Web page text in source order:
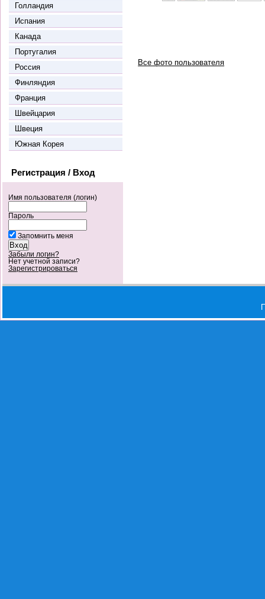
Голландия
Испания
Канада
Португалия
Россия
Финляндия
Франция
Швейцария
Швеция
Южная Корея
Регистрация / Вход
Имя пользователя (логин)
Пароль
Запомнить меня
Забыли логин?
Нет учетной записи?
Зарегистрироваться
Все фото пользователя